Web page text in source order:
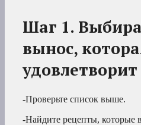
Шаг 1.
вынос,
удовлетворит
-Проверьте список выше.
-Найдите рецепты, которые